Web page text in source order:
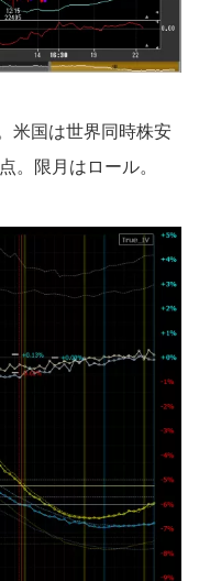
米国は世界同時株安
。限月はロール。